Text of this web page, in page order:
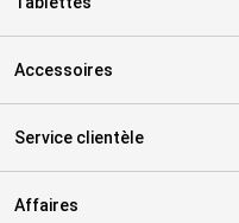
Accessoires
Service clientèle
Affaires